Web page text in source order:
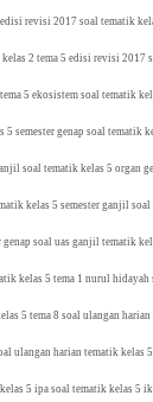
revisi 2017 soal tematik
2 tema 5 edisi revisi 2017
5 ekosistem soal tematik
5 semester genap soal tematik
soal tematik kelas 5 organ
kelas 5 semester ganjil
genap soal uas ganjil tematik
kelas 5 tema 1 nurul
5 tema 8 soal ulangan
ulangan harian tematik kelas
5 ipa soal tematik kelas 5